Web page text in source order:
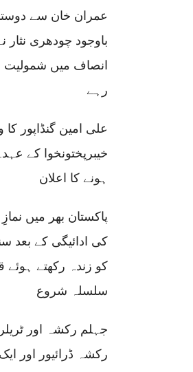
عمران خان سے
باوجود چودھری نثار
انصاف میں شمولیت
رہے
علی امین گنڈاپور کا
خیبرپختونخوا کے
ہونے کا اعلان
پاکستان بھر میں
کی ادائیگی کے بعد
کو زندہ رکھتے ہوئے
سلسلہ شروع
جہلم رکشہ اور
رکشہ ڈرائیور اور